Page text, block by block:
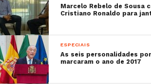
Marcelo Rebelo de Sousa
Cristiano Ronaldo para
ESPECIAIS
As seis personalidades
marcaram o ano de 2017